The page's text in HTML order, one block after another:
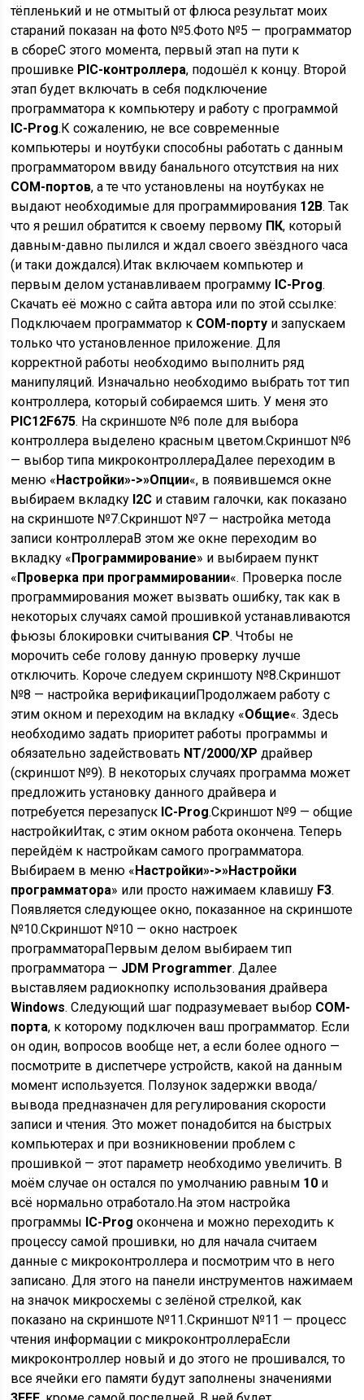
тёпленький и не отмытый от флюса результат моих
стараний показан на фото №5.Фото №5 — программатор
в сбореС этого момента, первый этап на пути к
прошивке PIC-контроллера, подошёл к концу. Второй
этап будет включать в себя подключение
программатора к компьютеру и работу с программой
IC-Prog.К сожалению, не все современные
компьютеры и ноутбуки способны работать с данным
программатором ввиду банального отсутствия на них
COM-портов, а те что установлены на ноутбуках не
выдают необходимые для программирования 12В. Так
что я решил обратится к своему первому ПК, который
давным-давно пылился и ждал своего звёздного часа
(и таки дождался).Итак включаем компьютер и
первым делом устанавливаем программу IC-Prog.
Скачать её можно с сайта автора или по этой ссылке:
Подключаем программатор к COM-порту и запускаем
только что установленное приложение. Для
корректной работы необходимо выполнить ряд
манипуляций. Изначально необходимо выбрать тот тип
контроллера, который собираемся шить. У меня это
PIC12F675. На скриншоте №6 поле для выбора
контроллера выделено красным цветом.Скриншот №6
— выбор типа микроконтроллераДалее переходим в
меню «Настройки»->»Опции«, в появившемся окне
выбираем вкладку I2C и ставим галочки, как показано
на скриншоте №7.Скриншот №7 — настройка метода
записи контроллераВ этом же окне переходим во
вкладку «Программирование» и выбираем пункт
«Проверка при программировании«. Проверка после
программирования может вызвать ошибку, так как в
некоторых случаях самой прошивкой устанавливаются
фьюзы блокировки считывания СР. Чтобы не
морочить себе голову данную проверку лучше
отключить. Короче следуем скриншоту №8.Скриншот
№8 — настройка верификацииПродолжаем работу с
этим окном и переходим на вкладку «Общие«. Здесь
необходимо задать приоритет работы программы и
обязательно задействовать NT/2000/XP драйвер
(скриншот №9). В некоторых случаях программа может
предложить установку данного драйвера и
потребуется перезапуск IC-Prog.Скриншот №9 — общие
настройкиИтак, с этим окном работа окончена. Теперь
перейдём к настройкам самого программатора.
Выбираем в меню «Настройки»->»Настройки
программатора» или просто нажимаем клавишу F3.
Появляется следующее окно, показанное на скриншоте
№10.Скриншот №10 — окно настроек
программатораПервым делом выбираем тип
программатора — JDM Programmer. Далее
выставляем радиокнопку использования драйвера
Windows. Следующий шаг подразумевает выбор COM-
порта, к которому подключен ваш программатор. Если
он один, вопросов вообще нет, а если более одного —
посмотрите в диспетчере устройств, какой на данным
момент используется. Ползунок задержки ввода/
вывода предназначен для регулирования скорости
записи и чтения. Это может понадобится на быстрых
компьютерах и при возникновении проблем с
прошивкой — этот параметр необходимо увеличить. В
моём случае он остался по умолчанию равным 10 и
всё нормально отработало.На этом настройка
программы IC-Prog окончена и можно переходить к
процессу самой прошивки, но для начала считаем
данные с микроконтроллера и посмотрим что в него
записано. Для этого на панели инструментов нажимаем
на значок микросхемы с зелёной стрелкой, как
показано на скриншоте №11.Скриншот №11 — процесс
чтения информации с микроконтроллераЕсли
микроконтроллер новый и до этого не прошивался, то
все ячейки его памяти будут заполнены значениями